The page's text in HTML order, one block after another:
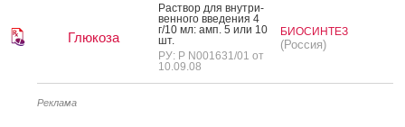
Глюкоза
Рас­твор для внут­ри­
вен­но­го вве­дения 4
г/10 мл: амп. 5 или 10
шт.
РУ: Р N001631/01 от
10.09.08
БИОСИНТЕЗ
(Россия)
Реклама